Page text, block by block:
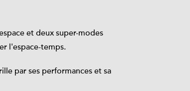
et deux super-modes
l'espace-temps.
par ses performances et sa